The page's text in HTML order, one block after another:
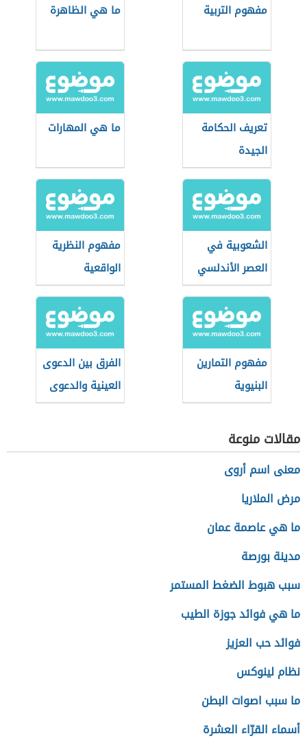
مفهوم التربية ما هي الظاهرة
تعريف الحكامة
الجيدة
ما هي المهارات
الشعوبية في
العصر الأندلسي
مفهوم النظرية
الواقعية
الكلاسيكية في
العلاقات الدولية
مفهوم التمارين
البنيوية
الفرق بين الدعوى
العينية والدعوى
الشخصية العقارية
مقالات منوعة
معنى اسم أروى
مرض الملاريا
ما هي عاصمة عمان
مدينة بورصة
سبب هبوط الضغط المستمر
ما هي فوائد جوزة الطيب
فوائد حب العزيز
نظام لينوكس
ما سبب اصوات البطن
أسماء القرّاء العشرة